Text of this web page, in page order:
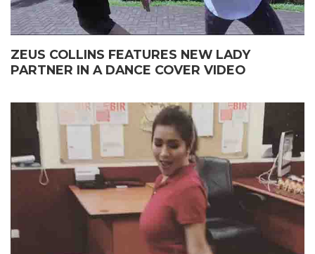
ZEUS COLLINS FEATURES NEW LADY
PARTNER IN A DANCE COVER VIDEO